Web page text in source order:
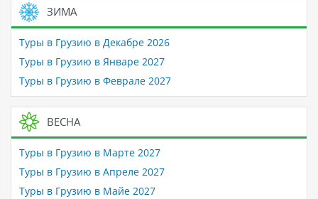
ЗИМА
Туры в Грузию в Декабре 2026
Туры в Грузию в Январе 2027
Туры в Грузию в Феврале 2027
ВЕСНА
Туры в Грузию в Марте 2027
Туры в Грузию в Апреле 2027
Туры в Грузию в Майе 2027